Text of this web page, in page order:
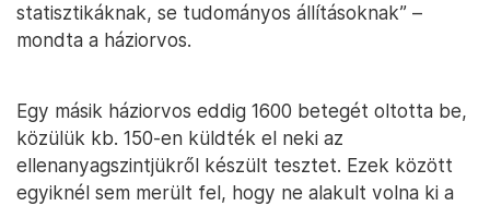
statisztikáknak, se tudományos állításoknak” –
mondta a háziorvos.
Egy másik háziorvos eddig 1600 betegét oltotta be,
közülük kb. 150-en küldték el neki az
ellenanyagszintjükről készült tesztet. Ezek között
egyiknél sem merült fel, hogy ne alakult volna ki a